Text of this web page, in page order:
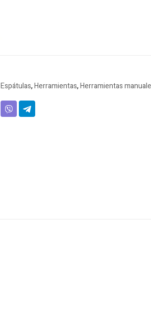
Espátulas,Herramientas,Herramientas